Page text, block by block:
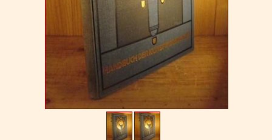
Geschäftsbedingungen